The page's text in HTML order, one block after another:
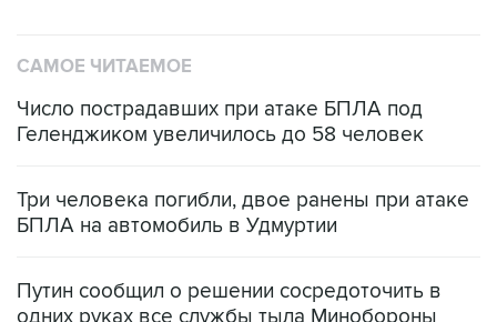
САМОЕ ЧИТАЕМОЕ
Число пострадавших при атаке БПЛА под
Геленджиком увеличилось до 58 человек
Три человека погибли, двое ранены при атаке
БПЛА на автомобиль в Удмуртии
Путин сообщил о решении сосредоточить в